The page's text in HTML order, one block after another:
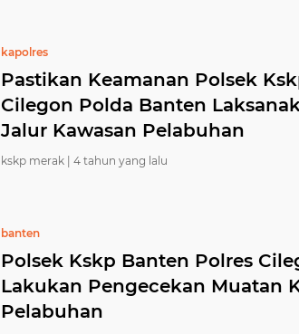
kapolres
Pastikan Keamanan Polsek
Cilegon Polda Banten
Jalur Kawasan Pelabuhan
kskp merak | 4 tahun yang lalu
banten
Polsek Kskp Banten Polres
Lakukan Pengecekan Muatan
Pelabuhan